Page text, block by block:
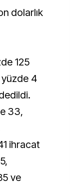
dolarlık
125
yüzde 4
33,
ihracat
ve